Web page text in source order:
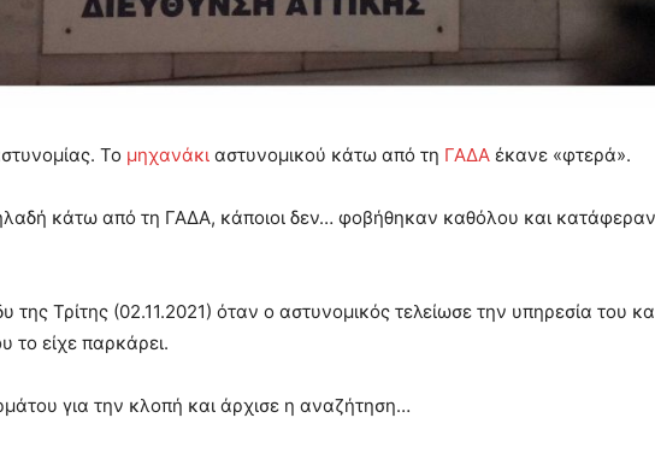
Το μηχανάκι αστυνομικού κάτω από τη ΓΑΔΑ έκανε «φτερά».
κάτω από τη ΓΑΔΑ, κάποιοι δεν… φοβήθηκαν καθόλου και
Τρίτης (02.11.2021) όταν ο αστυνομικός τελείωσε την υπηρεσία του
το είχε παρκάρει.
για την κλοπή και άρχισε η αναζήτηση…